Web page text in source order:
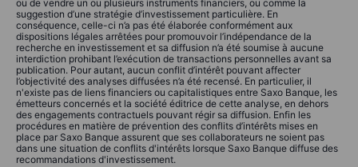
ou de vendre un ou plusieurs instruments financiers, ou comme la
suggestion d’une stratégie d’investissement particulière. En
conséquence, celle-ci n’a pas été élaborée conformément aux
dispositions légales arrêtées pour promouvoir l’indépendance de la
recherche en investissement et sa diffusion n’a été soumise à aucune
interdiction prohibant l’exécution de transactions personnelles avant sa
publication. Pour autant, aucun conflit d’intérêt pouvant affecter
l’objectivité des analyses diffusées n’a été recensé. En particulier, il
n'existe pas de liens financiers ou capitalistiques entre Saxo Banque, les
émetteurs concernés et la société éditrice de cette analyse, en dehors
des engagements contractuels pouvant régir sa diffusion. Enfin les
procédures en matière de prévention des conflits d’intérêts mises en
place par Saxo Banque assurent que ses collaborateurs ne soient pas
dans une situation de conflits d'intérêts lorsque Saxo Banque diffuse des
recommandations d'investissement.